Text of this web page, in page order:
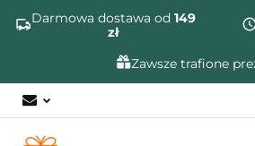
Darmowa dostawa od 149
zł
Zawsze trafione
Szukaj